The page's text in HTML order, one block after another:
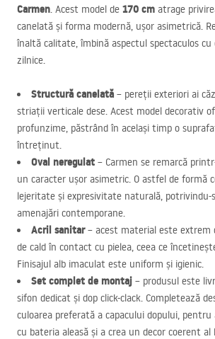
Carmen. Acest model de 170 cm atrage
canelată și forma modernă, ușor asimetrică.
înaltă calitate, îmbină aspectul spectaculos
zilnice.
Structură canelată – pereții exteriori ai
striații verticale dese. Acest model decorativ
profunzime, păstrând în același timp o
întreținut.
Oval neregulat – Carmen se remarcă
un caracter ușor asimetric. O astfel de formă
lejeritate și expresivitate naturală,
amenajări contemporane.
Acril sanitar– acest material este extrem
de cald în contact cu pielea, ceea ce
Finisajul alb imaculat este uniform și igienic.
Set complet de montaj – produsul este
sifon dedicat și dop click-clack. Completează
culoarea preferată a capacului dopului,
cu bateria aleasă și a crea un decor coerent al